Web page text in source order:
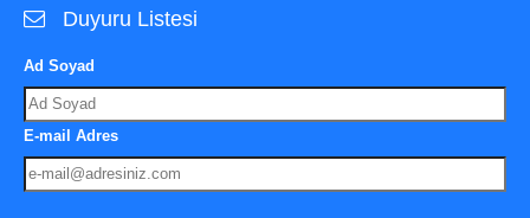
Duyuru Listesi
Ad Soyad
E-mail Adres